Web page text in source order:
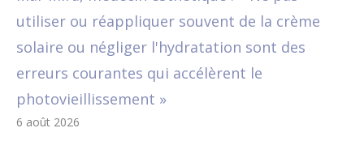
utiliser ou réappliquer souvent de la crème
solaire ou négliger l'hydratation sont des
erreurs courantes qui accélèrent le
photovieillissement »
6 août 2026